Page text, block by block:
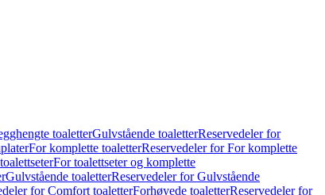
toaletterGulvstående toaletterReservedeler for
For komplette toaletterReservedeler for For komplette
For toalettseter og komplette
Gulvstående toaletterReservedeler for Gulvstående
for Comfort toaletterForhøyede toaletterReservedeler for